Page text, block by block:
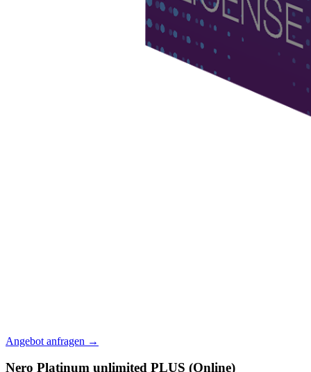
Angebot anfragen →
Nero Platinum unlimited PLUS (Online)